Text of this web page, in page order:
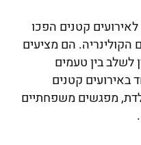
קטנים הפכו
הקולינריה. הם מציעים
לשלב בין טעמים
באירועים קטנים
מפגשים משפחתיים